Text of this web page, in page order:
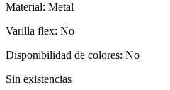
Material: Metal
Varilla flex: No
Disponibilidad de colores: No
Sin existencias